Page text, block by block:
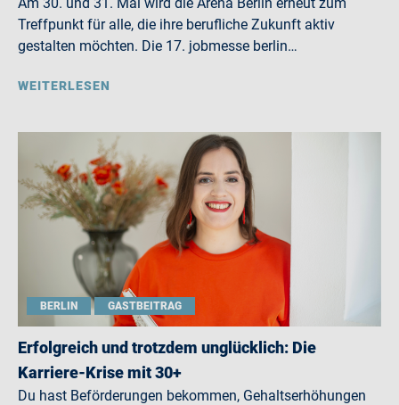
Treffpunkt für alle, die ihre berufliche Zukunft aktiv
gestalten möchten. Die 17. jobmesse berlin…
WEITERLESEN
BERLIN GASTBEITRAG
Erfolgreich und trotzdem unglücklich: Die
Karriere-Krise mit 30+
Du hast Beförderungen bekommen, Gehaltserhöhungen